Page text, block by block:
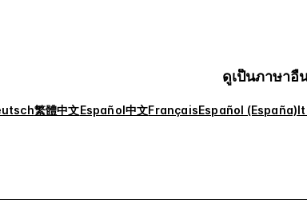
ดูเป็นภาษาอื่
繁體中文Español中文FrançaisEspañol (España)